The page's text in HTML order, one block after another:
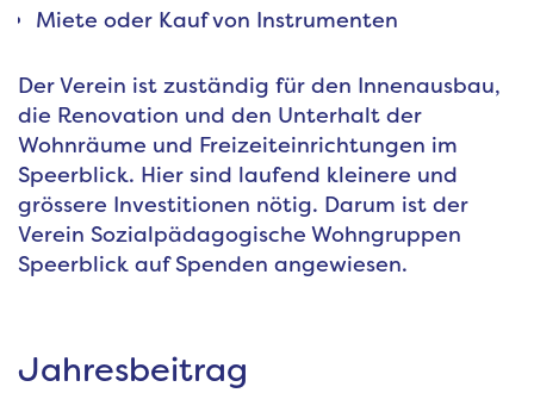
Miete oder Kauf von Instrumenten
Der Verein ist zuständig für den Innenausbau,
die Renovation und den Unterhalt der
Wohnräume und Freizeiteinrichtungen im
Speerblick. Hier sind laufend kleinere und
grössere Investitionen nötig. Darum ist der
Verein Sozialpädagogische Wohngruppen
Speerblick auf Spenden angewiesen.
Jahresbeitrag